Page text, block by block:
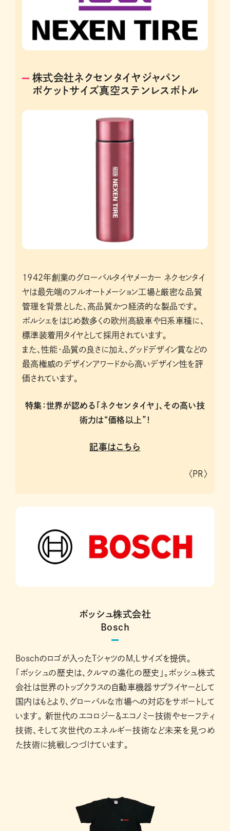
株式会社ネクセンタイヤジャパン
ポケットサイズ真空ステンレスボトル
1942年創業のグローバルタイヤメーカー ネクセンタイ
ヤは最先端のフルオートメーション工場と厳密な品質
管理を背景とした、高品質かつ経済的な製品です。
ポルシェをはじめ数多くの欧州高級車や日系車種に、
標準装着用タイヤとして採用されています。
また、性能・品質の良さに加え、グッドデザイン賞などの
最高権威のデザインアワードから高いデザイン性を評
価されています。
特集：世界が認める「ネクセンタイヤ」、その高い技
術力は“価格以上”！
記事はこちら
〈PR〉
ボッシュ株式会社
Bosch
Boschのロゴが入ったTシャツのM,Lサイズを提供。
「ボッシュの歴史は、クルマの進化の歴史」。ボッシュ株式
会社は世界のトップクラスの自動車機器サプライヤーとして
国内はもとより、グローバルな市場への対応をサポートして
います。 新世代のエコロジー＆エコノミー技術やセーフティ
技術、そして次世代のエネルギー技術など未来を見つめ
た技術に挑戦しつづけています。